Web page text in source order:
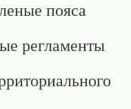
пояса
регламенты